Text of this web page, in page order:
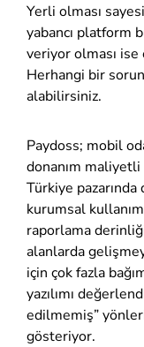
Yerli olması
yabancı platform
veriyor olması
Herhangi bir
alabilirsiniz.
Paydoss; mobil
donanım
Türkiye
kurumsal kullanım
raporlama
alanlarda
için çok fazla
yazılımı
edilmemiş”
gösteriyor.